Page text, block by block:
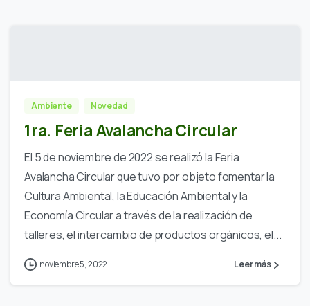
Ambiente Novedad
1ra. Feria Avalancha Circular
El 5 de noviembre de 2022 se realizó la Feria
Avalancha Circular que tuvo por objeto fomentar la
Cultura Ambiental, la Educación Ambiental y la
Economía Circular a través de la realización de
talleres, el intercambio de productos orgánicos, el...
noviembre 5, 2022 Leer más